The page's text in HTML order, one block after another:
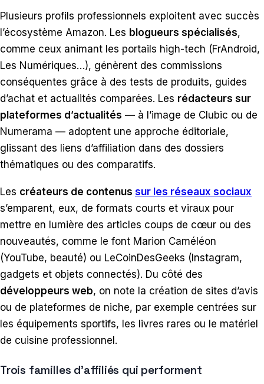
Plusieurs profils professionnels exploitent avec succès
l’écosystème Amazon. Les blogueurs spécialisés,
comme ceux animant les portails high-tech (FrAndroid,
Les Numériques…), génèrent des commissions
conséquentes grâce à des tests de produits, guides
d’achat et actualités comparées. Les rédacteurs sur
plateformes d’actualités — à l’image de Clubic ou de
Numerama — adoptent une approche éditoriale,
glissant des liens d’affiliation dans des dossiers
thématiques ou des comparatifs.
Les créateurs de contenus sur les réseaux sociaux
s’emparent, eux, de formats courts et viraux pour
mettre en lumière des articles coups de cœur ou des
nouveautés, comme le font Marion Caméléon
(YouTube, beauté) ou LeCoinDesGeeks (Instagram,
gadgets et objets connectés). Du côté des
développeurs web, on note la création de sites d’avis
ou de plateformes de niche, par exemple centrées sur
les équipements sportifs, les livres rares ou le matériel
de cuisine professionnel.
Trois familles d’affiliés qui performent